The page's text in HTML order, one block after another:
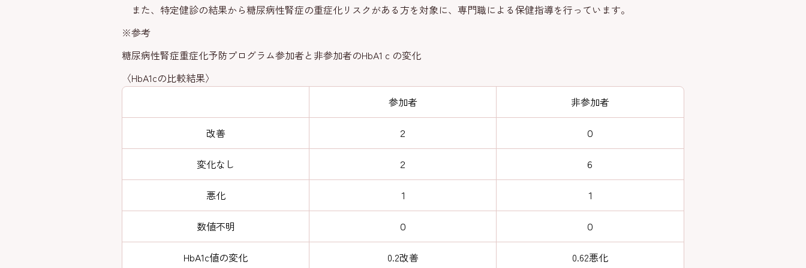
また、特定健診の結果から糖尿病性腎症の重症化リスクがある方を対象に、専門職による保健指導を行っています。
※参考
糖尿病性腎症重症化予防プログラム参加者と非参加者のHbA1ｃの変化
〈HbA1cの比較結果〉
参加者
非参加者
改善 ２ ０
変化なし ２ ６
悪化 １ １
数値不明 ０ ０
HbA1c値の変化 0.2改善 0.62悪化